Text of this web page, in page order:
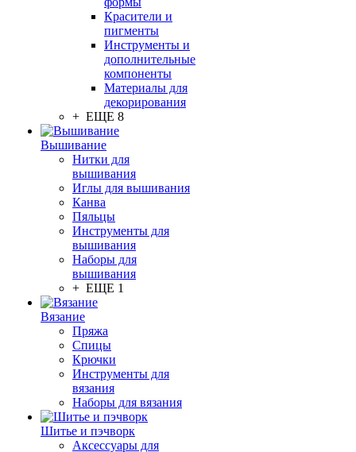
Красители и
пигменты
Инструменты и
дополнительные
компоненты
Материалы для
декорирования
+ ЕЩЕ 8
Вышивание
Нитки для
вышивания
Иглы для вышивания
Канва
Пяльцы
Инструменты для
вышивания
Наборы для
вышивания
+ ЕЩЕ 1
Вязание
Пряжа
Спицы
Крючки
Инструменты для
вязания
Наборы для вязания
Шитье и пэчворк
Аксессуары для